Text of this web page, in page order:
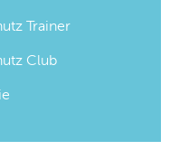
Trainer
Club